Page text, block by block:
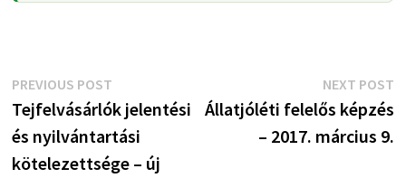
Bejegyzés
navigáció
PREVIOUS POSTPrevious
post:
Tejfelvásárlók jelentési
és nyilvántartási
kötelezettsége – új
NEXT POST
Állatjóléti felelős képzés
– 2017. március 9.